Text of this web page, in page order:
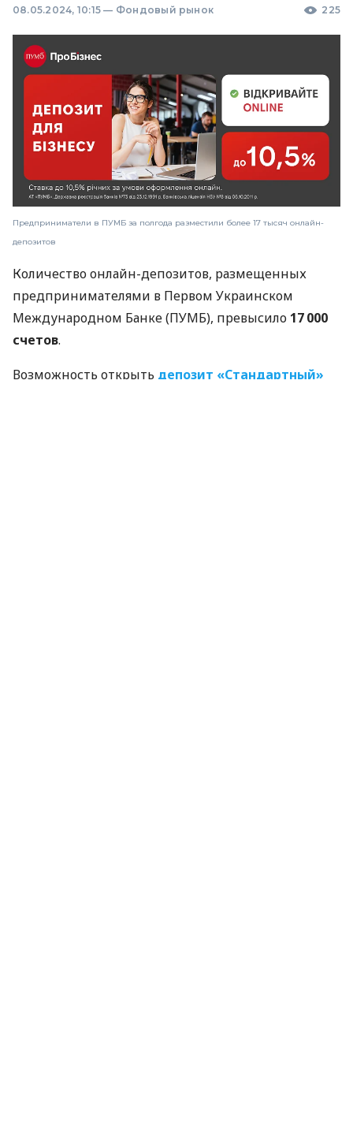
08.05.2024, 10:15 — Фондовый рынок 225
Предприниматели в ПУМБ за полгода разместили более 17 тысяч онлайн-
депозитов
Количество онлайн-депозитов, размещенных
предпринимателями в Первом Украинском
Международном Банке (ПУМБ), превысило 17 000
счетов.
Возможность открыть депозит «Стандартный»